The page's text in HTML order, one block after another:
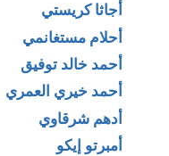
أجاثا كريستي
أحلام مستغانمي
أحمد خالد توفيق
أحمد خيري العمري
أدهم شرقاوي
أمبرتو إيكو